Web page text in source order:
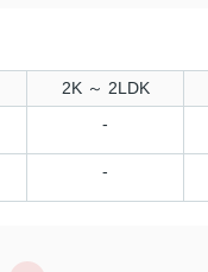
2K ～ 2LDK
-
-